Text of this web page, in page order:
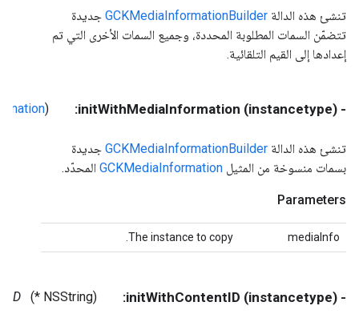
تنشئ هذه الدالة GCKMediaInformationBuilder جديدة
تتضمّن السمات المطلوبة المحددة، وجميع السمات الأخرى التي تم
إعدادها إلى القيم التلقائية.
- (instancetype) initWithMediaInformation:
(
تنشئ هذه الدالة GCKMediaInformationBuilder جديدة
بسمات منسوخة من المثيل GCKMediaInformation المحدّد.
Parameters
mediaInfo
The instance to copy.
- (instancetype) initWithContentID:
(NSString *)